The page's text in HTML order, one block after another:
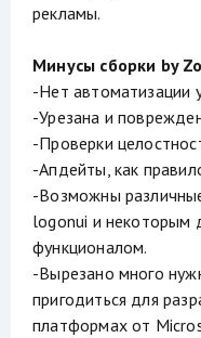
рекламы.
Минусы сборки by
-Нет автоматизации
-Урезана и
-Проверки
-Апдейты, как
-Возможны
logonui и некоторым
функционалом.
-Вырезано много
пригодиться для
платформах от